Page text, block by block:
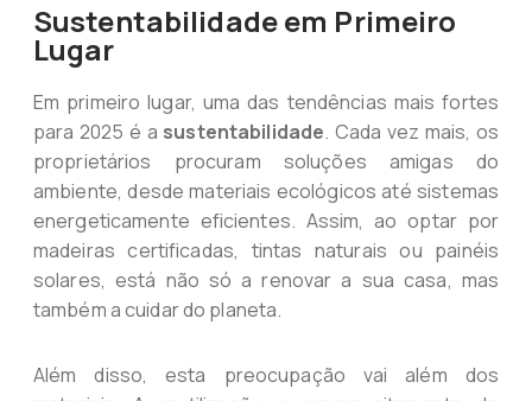
Sustentabilidade em Primeiro
Lugar
Em primeiro lugar, uma das tendências mais fortes
para 2025 é a sustentabilidade. Cada vez mais, os
proprietários procuram soluções amigas do
ambiente, desde materiais ecológicos até sistemas
energeticamente eficientes. Assim, ao optar por
madeiras certificadas, tintas naturais ou painéis
solares, está não só a renovar a sua casa, mas
também a cuidar do planeta.
Além disso, esta preocupação vai além dos